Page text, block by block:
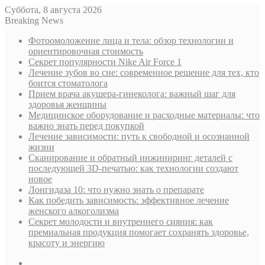
Суббота, 8 августа 2026
Breaking News
Фотоомоложение лица и тела: обзор технологии и
ориентировочная стоимость
Секрет популярности Nike Air Force 1
Лечение зубов во сне: современное решение для тех, кто
боится стоматолога
Прием врача акушера-гинеколога: важный шаг для
здоровья женщины
Медицинское оборудование и расходные материалы: что
важно знать перед покупкой
Лечение зависимости: путь к свободной и осознанной
жизни
Сканирование и обратный инжиниринг деталей с
последующей 3D-печатью: как технологии создают
новое
Лонгидаза 10: что нужно знать о препарате
Как победить зависимость: эффективное лечение
женского алкоголизма
Секрет молодости и внутреннего сияния: как
премиальная продукция помогает сохранять здоровье,
красоту и энергию